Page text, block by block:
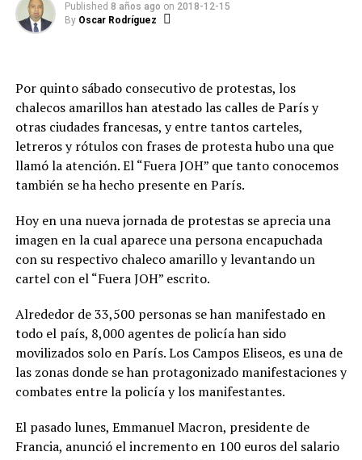
Published 8 años ago on 2018-12-15
By Oscar Rodríguez
Por quinto sábado consecutivo de protestas, los
chalecos amarillos han atestado las calles de París y
otras ciudades francesas, y entre tantos carteles,
letreros y rótulos con frases de protesta hubo una que
llamó la atención. El “Fuera JOH” que tanto conocemos
también se ha hecho presente en París.
Hoy en una nueva jornada de protestas se aprecia una
imagen en la cual aparece una persona encapuchada
con su respectivo chaleco amarillo y levantando un
cartel con el “Fuera JOH” escrito.
Alrededor de 33,500 personas se han manifestado en
todo el país, 8,000 agentes de policía han sido
movilizados solo en París. Los Campos Eliseos, es una de
las zonas donde se han protagonizado manifestaciones y
combates entre la policía y los manifestantes.
El pasado lunes, Emmanuel Macron, presidente de
Francia, anunció el incremento en 100 euros del salario